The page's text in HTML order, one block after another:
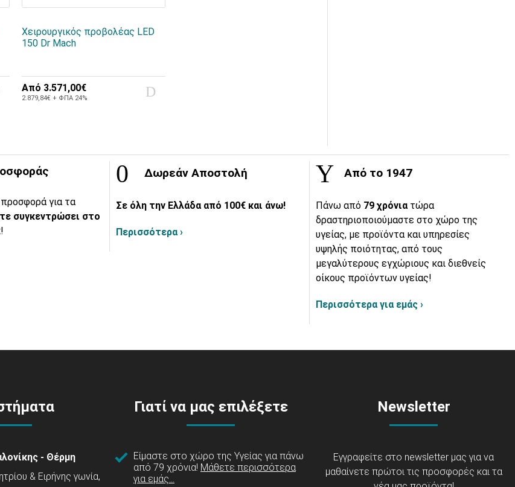
Χειρουργικός προβολέας LED
150 Dr Mach
Από 3.571,00€
2.879,84€ + ΦΠΑ 24%
για τα
συγκεντρώσει στο
Δωρεάν Αποστολή
Σε όλη την Ελλάδα από 100€ και άνω!
Περισσότερα ›
Από το 1947
Πάνω από 79 χρόνια τώρα
δραστηριοποιούμαστε στο χώρο της
υγείας, με προϊόντα και υπηρεσίες
υψηλής ποιότητας, από τους
μεγαλύτερους εγχώριους και διεθνείς
οίκους προϊόντων υγείας!
Περισσότερα για εμάς ›
- Θέρμη
& Ειρήνης γωνία,
Γιατί να μας επιλέξετε
Είμαστε στο χώρο της Υγείας για πάνω
από 79 χρόνια! Μάθετε περισσότερα
για εμάς...
Newsletter
Εγγραφείτε στο newsletter μας για να
μαθαίνετε πρώτοι τις προσφορές και τα